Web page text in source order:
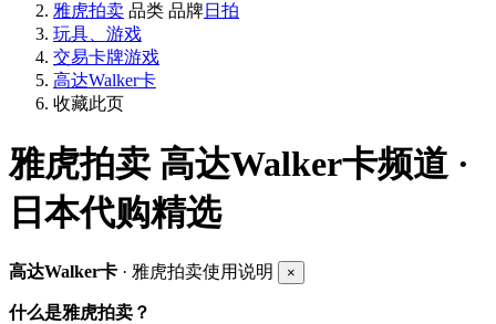
雅虎拍卖 品类 品牌日拍
玩具、游戏
交易卡牌游戏
高达Walker卡
收藏此页
雅虎拍卖 高达Walker卡频道 ·
日本代购精选
高达Walker卡 · 雅虎拍卖使用说明 ×
什么是雅虎拍卖？